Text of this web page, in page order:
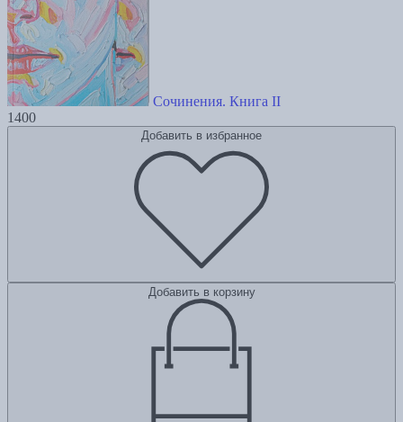
Сочинения. Книга II
1400
Добавить в избранное
Добавить в корзину